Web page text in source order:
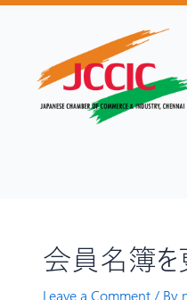
会員名簿
Leave a Comment / By